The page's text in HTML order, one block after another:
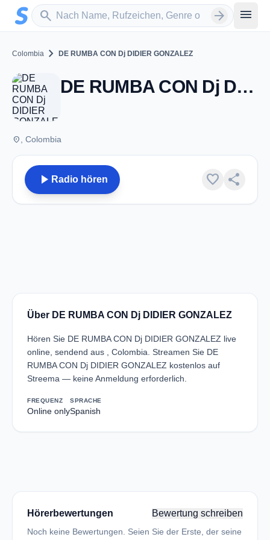
Zum Hauptinhalt springen
search
Sender suchen arrow_forward menu
Colombia chevron_right DE RUMBA CON Dj DIDIER GONZALEZ
DE RUMBA CON Dj DIDIER GONZALEZ
place , Colombia
play_arrow Radio hören favorite share
Über DE RUMBA CON Dj DIDIER GONZALEZ
Hören Sie DE RUMBA CON Dj DIDIER GONZALEZ live
online, sendend aus , Colombia. Streamen Sie DE
RUMBA CON Dj DIDIER GONZALEZ kostenlos auf
Streema — keine Anmeldung erforderlich.
FREQUENZ
Online only
SPRACHE
Spanish
Hörerbewertungen Bewertung schreiben
Noch keine Bewertungen. Seien Sie der Erste, der seine